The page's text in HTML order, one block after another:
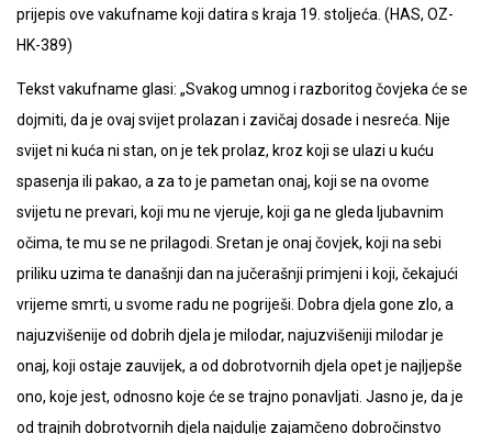
prijepis ove vakufname koji datira s kraja 19. stoljeća. (HAS, OZ-
HK-389)
Tekst vakufname glasi: „Svakog umnog i razboritog čovjeka će se
dojmiti, da je ovaj svijet prolazan i zavičaj dosade i nesreća. Nije
svijet ni kuća ni stan, on je tek prolaz, kroz koji se ulazi u kuću
spasenja ili pakao, a za to je pametan onaj, koji se na ovome
svijetu ne prevari, koji mu ne vjeruje, koji ga ne gleda ljubavnim
očima, te mu se ne prilagodi. Sretan je onaj čovjek, koji na sebi
priliku uzima te današnji dan na jučerašnji primjeni i koji, čekajući
vrijeme smrti, u svome radu ne pogriješi. Dobra djela gone zlo, a
najuzvišenije od dobrih djela je milodar, najuzvišeniji milodar je
onaj, koji ostaje zauvijek, a od dobrotvornih djela opet je najljepše
ono, koje jest, odnosno koje će se trajno ponavljati. Jasno je, da je
od trajnih dobrotvornih djela najdulje zajamčeno dobročinstvo